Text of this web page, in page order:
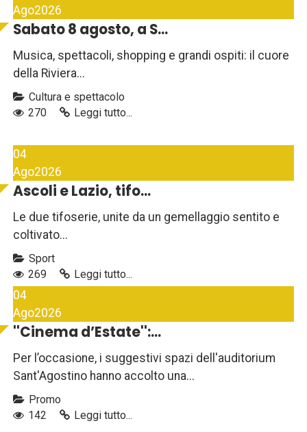
Ago2026
Sabato 8 agosto, a S...
Musica, spettacoli, shopping e grandi ospiti: il cuore
della Riviera...
Cultura e spettacolo
270
Leggi tutto...
04
Ago2026
Ascoli e Lazio, tifo...
Le due tifoserie, unite da un gemellaggio sentito e
coltivato...
Sport
269
Leggi tutto...
04
Ago2026
''Cinema d’Estate'':...
Per l’occasione, i suggestivi spazi dell'auditorium
Sant'Agostino hanno accolto una...
Promo
142
Leggi tutto...